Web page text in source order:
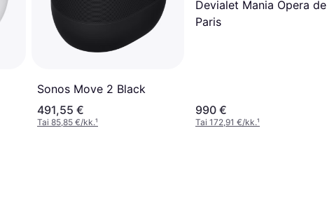
Sonos Move 2 Black
491,55 €
Tai 85,85 €/kk.¹
Devialet Mania Opera de
Paris
990 €
Tai 172,91 €/kk.¹